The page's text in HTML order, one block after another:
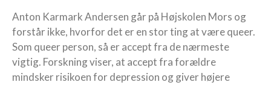
Anton Karmark Andersen går på Højskolen Mors og
forstår ikke, hvorfor det er en stor ting at være queer.
Som queer person, så er accept fra de nærmeste
vigtig. Forskning viser, at accept fra forældre
mindsker risikoen for depression og giver højere